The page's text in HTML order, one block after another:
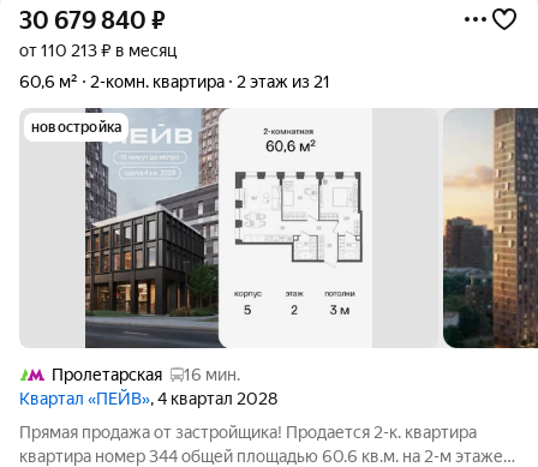
30 679 840 ₽
от 110 213 ₽ в месяц
60,6 м²
2-комн. квартира 2 этаж из 21
новостройка
Пролетарская
16 мин.
Квартал «ПЕЙВ», 4 квартал 2028
Прямая продажа от застройщика! Продается 2-к. квартира
квартира номер 344 общей площадью 60.6 кв.м. на 2-м этаже